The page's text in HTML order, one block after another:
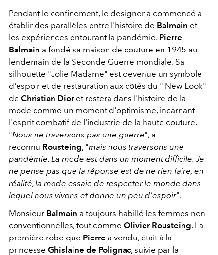
Pendant le confinement, le designer a commencé à
établir des parallèles entre l'histoire de Balmain et
les expériences entourant la pandémie. Pierre
Balmain a fondé sa maison de couture en 1945 au
lendemain de la Seconde Guerre mondiale. Sa
silhouette "Jolie Madame" est devenue un symbole
d'espoir et de restauration aux côtés du " New Look"
de Christian Dioret restera dans l'histoire de la
mode comme un moment d'optimisme, incarnant
l'esprit combatif de l'industrie de la haute couture.
"Nous ne traversons pas une guerre", a
reconnu Rousteing, "mais nous traversons une
pandémie. La mode est dans un moment difficile. Je
ne pense pas que la réponse est de ne rien faire, en
réalité, la mode essaie de respecter le monde dans
lequel nous vivons et donne un peu d'espoir".
Monsieur Balmain a toujours habillé les femmes non
conventionnelles, tout comme Olivier Rousteing. La
première robe que Pierre a vendu, était à la
princesse Ghislaine de Polignac, suivie par la